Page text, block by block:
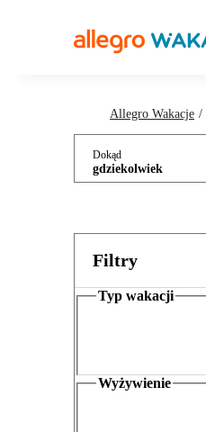
Allegro Wakacje
Dokąd
gdziekolwiek
Filtry
Typ wakacji
Wyżywienie